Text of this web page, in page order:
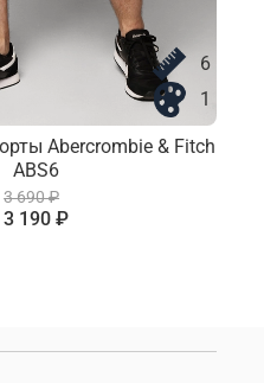
6
1
Abercrombie & Fitch
ABS6
3 690 ₽
3 190 ₽